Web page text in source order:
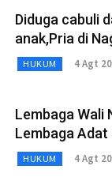
Diduga cabuli
anak,Pria di
HUKUM 4 Agt
Lembaga Wali
Lembaga
HUKUM 4 Agt